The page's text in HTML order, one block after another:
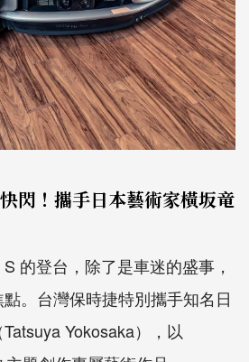
閃！攜手日本藝術家橫坂竜
的登台，除了是車迷的盛事，
。台灣保時捷特別攜手知名日
Yokosaka），以